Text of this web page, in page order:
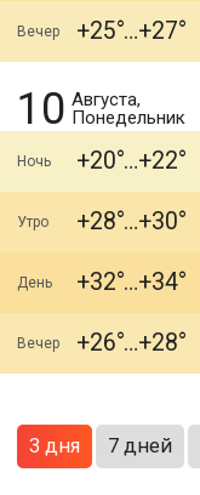
Вечер +25 +27
10 Августа,
Понедельник
Ночь +20 +22
Утро +28 +30
День +32 +34
Вечер +26 +28
3 дня 7 дней